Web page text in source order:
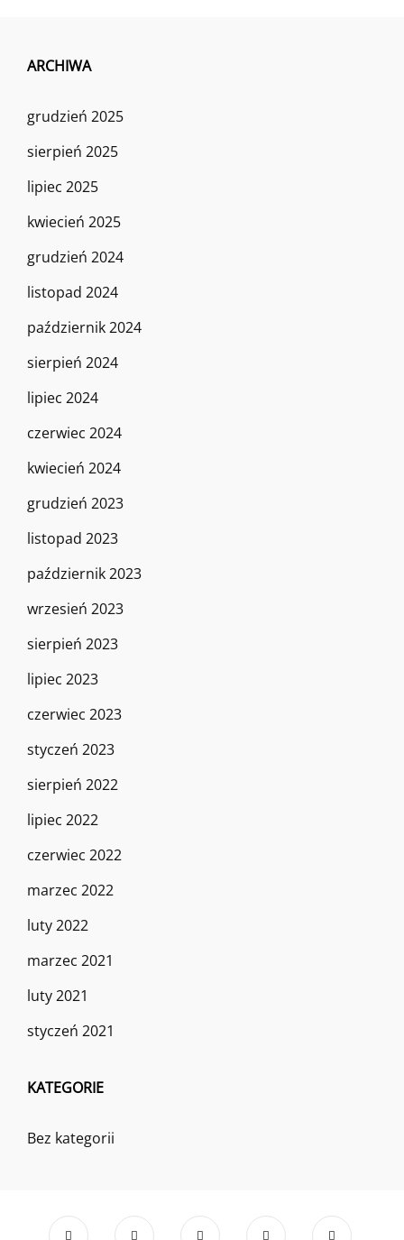
ARCHIWA
grudzień 2025
sierpień 2025
lipiec 2025
kwiecień 2025
grudzień 2024
listopad 2024
październik 2024
sierpień 2024
lipiec 2024
czerwiec 2024
kwiecień 2024
grudzień 2023
listopad 2023
październik 2023
wrzesień 2023
sierpień 2023
lipiec 2023
czerwiec 2023
styczeń 2023
sierpień 2022
lipiec 2022
czerwiec 2022
marzec 2022
luty 2022
marzec 2021
luty 2021
styczeń 2021
KATEGORIE
Bez kategorii